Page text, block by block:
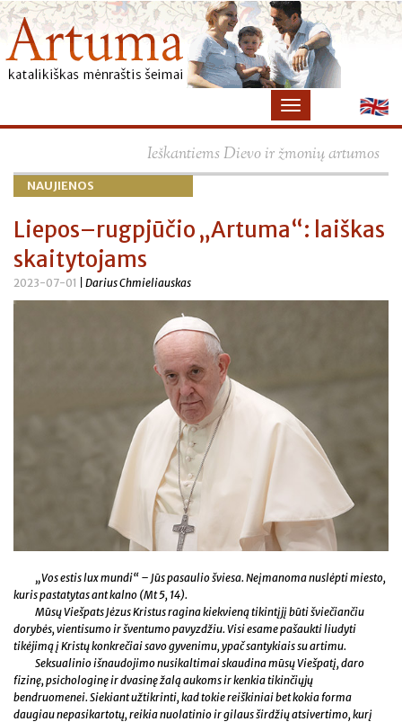
Ieškantiems Dievo ir žmonių artumos
NAUJIENOS
Liepos–rugpjūčio „Artuma“: laiškas
skaitytojams
2023-07-01 | Darius Chmieliauskas
„Vos estis lux mundi“ – Jūs pasaulio šviesa. Neįmanoma nuslėpti miesto,
kuris pastatytas ant kalno (Mt 5, 14).
Mūsų Viešpats Jėzus Kristus ragina kiekvieną tikintįjį būti šviečiančiu
dorybės, vientisumo ir šventumo pavyzdžiu. Visi esame pašaukti liudyti
tikėjimą į Kristų konkrečiai savo gyvenimu, ypač santykiais su artimu.
Seksualinio išnaudojimo nusikaltimai skaudina mūsų Viešpatį, daro
fizinę, psichologinę ir dvasinę žalą aukoms ir kenkia tikinčiųjų
bendruomenei. Siekiant užtikrinti, kad tokie reiškiniai bet kokia forma
daugiau nepasikartotų, reikia nuolatinio ir gilaus širdžių atsivertimo, kurį